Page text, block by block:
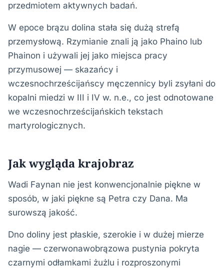
przedmiotem aktywnych badań.
W epoce brązu dolina stała się dużą strefą
przemysłową. Rzymianie znali ją jako Phaino lub
Phainon i używali jej jako miejsca pracy
przymusowej — skazańcy i
wczesnochrześcijańscy męczennicy byli zsyłani do
kopalni miedzi w III i IV w. n.e., co jest odnotowane
we wczesnochrześcijańskich tekstach
martyrologicznych.
Jak wygląda krajobraz
Wadi Faynan nie jest konwencjonalnie piękne w
sposób, w jaki piękne są Petra czy Dana. Ma
surowszą jakość.
Dno doliny jest płaskie, szerokie i w dużej mierze
nagie — czerwonawobrązowa pustynia pokryta
czarnymi odłamkami żużlu i rozproszonymi